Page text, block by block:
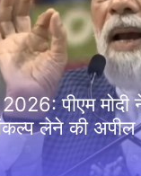
पीएम मोदी
लेने की अपील